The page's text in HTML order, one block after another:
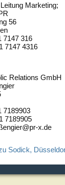
Marketing;
56
7147 316
7147 4316
Relations GmbH
7189903
7189905
x.de
Sodick,